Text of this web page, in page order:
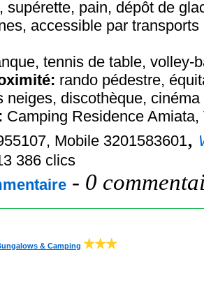
supérette, pain, dépôt de
accessible par
tennis de table, volley-
rando pédestre,
neiges, discothèque, cinéma
Camping Residence Amiata,
Mobile 3201583601,
386 clics
- 0
& Camping